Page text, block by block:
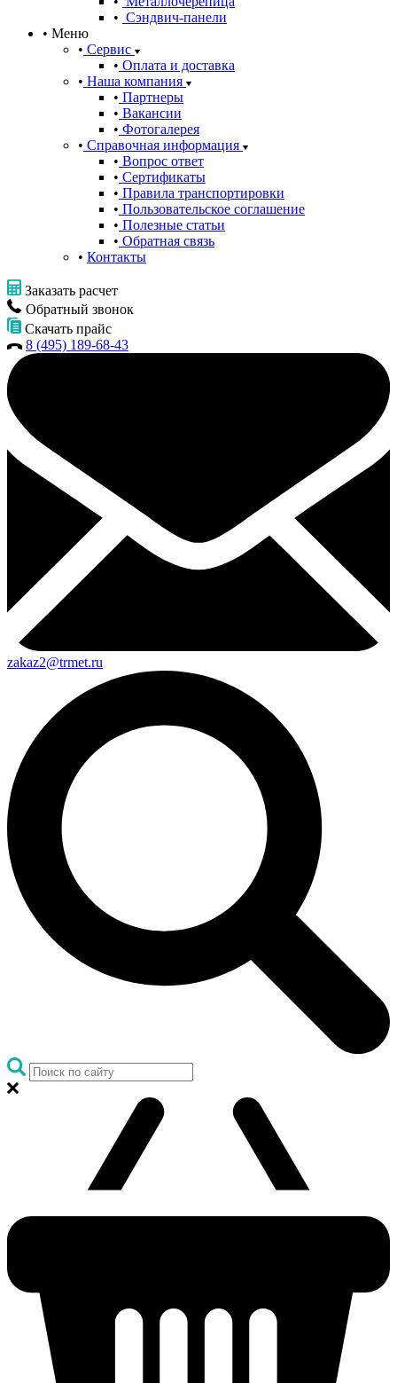
Сэндвич-панели
Меню
Сервис
Оплата и доставка
Наша компания
Партнеры
Вакансии
Фотогалерея
Справочная информация
Вопрос ответ
Сертификаты
Правила транспортировки
Пользовательское соглашение
Полезные статьи
Обратная связь
Контакты
Заказать расчет
Обратный звонок
Скачать прайс
8 (495) 189-68-43
zakaz2@trmet.ru